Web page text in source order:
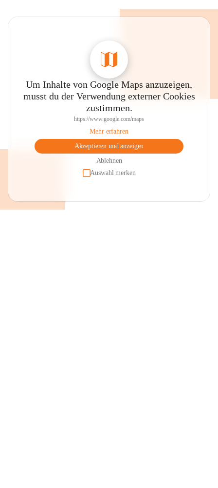
Um Inhalte von Google Maps anzuzeigen,
musst du der Verwendung externer Cookies
zustimmen.
https://www.google.com/maps
Mehr erfahren
Akzeptieren und anzeigen
Ablehnen
Auswahl merken